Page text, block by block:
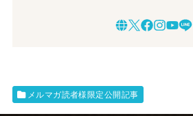
メルマガ読者様限定公開記事